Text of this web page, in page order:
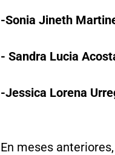
-Sonia Jineth
- Sandra Lucia
-Jessica Lorena
En meses